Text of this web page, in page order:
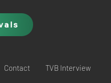
Contact TVB Interview